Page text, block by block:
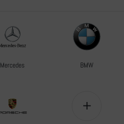
Mercedes BMW
+